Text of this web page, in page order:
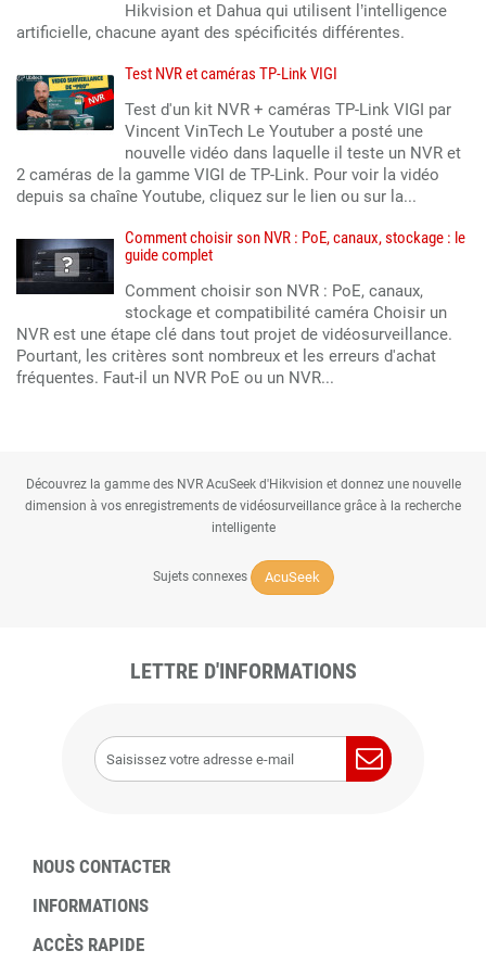
Hikvision et Dahua qui utilisent l’intelligence
artificielle, chacune ayant des spécificités différentes.
Test NVR et caméras TP-Link VIGI
Test d'un kit NVR + caméras TP-Link VIGI par
Vincent VinTech Le Youtuber a posté une
nouvelle vidéo dans laquelle il teste un NVR et
2 caméras de la gamme VIGI de TP-Link. Pour voir la vidéo
depuis sa chaîne Youtube, cliquez sur le lien ou sur la...
Comment choisir son NVR : PoE, canaux, stockage : le
guide complet
Comment choisir son NVR : PoE, canaux,
stockage et compatibilité caméra Choisir un
NVR est une étape clé dans tout projet de vidéosurveillance.
Pourtant, les critères sont nombreux et les erreurs d'achat
fréquentes. Faut-il un NVR PoE ou un NVR...
Découvrez la gamme des NVR AcuSeek d'Hikvision et donnez une nouvelle
dimension à vos enregistrements de vidéosurveillance grâce à la recherche
intelligente
Sujets connexes AcuSeek
LETTRE D'INFORMATIONS
NOUS CONTACTER
INFORMATIONS
ACCÈS RAPIDE